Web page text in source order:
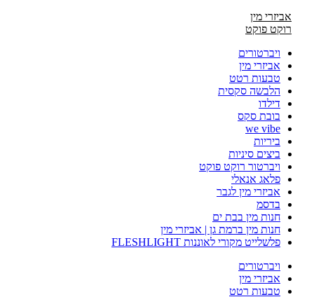
אביזרי מין
רוקט פוקט
ויברטורים
אביזרי מין
טבעות רטט
הלבשה סקסית
דילדו
בובת סקס
we vibe
ביריות
ביצים סיניות
ויברטור רוקט פוקט
פלאג אנאלי
אביזרי מין לגבר
בדסמ
חנות מין בבת ים
חנות מין ברמת גן | אביזרי מין
פלשלייט מקורי לאוננות FLESHLIGHT
ויברטורים
אביזרי מין
טבעות רטט